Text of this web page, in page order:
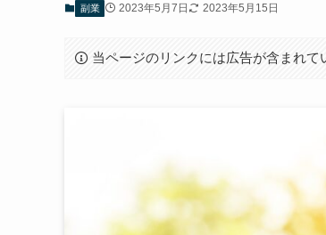
副業 2023年5月7日 2023年5月15日
当ページのリンクには広告が含まれて